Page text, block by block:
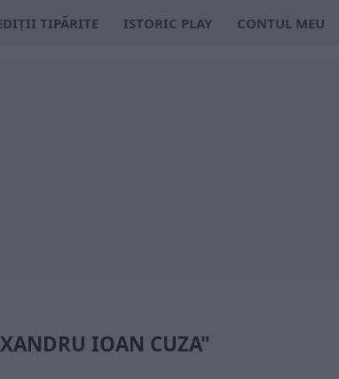
TIPĂRITE ISTORIC PLAY CONTUL MEU
IOAN CUZA"